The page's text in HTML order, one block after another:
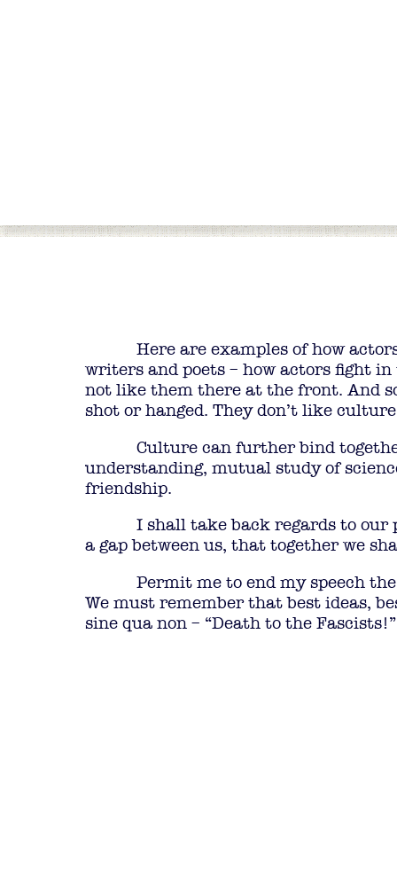
Here are examples of how
writers and poets – how actors fight
not like them there at the front. And
shot or hanged. They don’t like
Culture can further bind
understanding, mutual study of
friendship.
I shall take back regards to our
a gap between us, that together we
Permit me to end my speech
We must remember that best ideas,
sine qua non – “Death to the Fascists!”